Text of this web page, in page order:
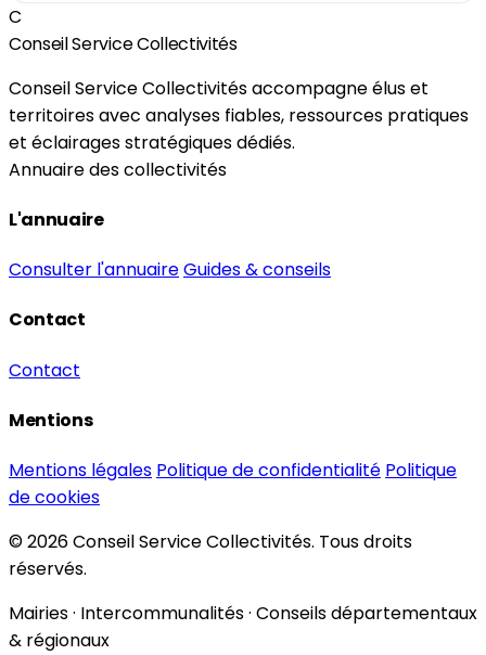
C
Conseil Service Collectivités
Conseil Service Collectivités accompagne élus et
territoires avec analyses fiables, ressources pratiques
et éclairages stratégiques dédiés.
Annuaire des collectivités
L'annuaire
Consulter l'annuaireGuides & conseils
Contact
Contact
Mentions
Mentions légales Politique de confidentialité Politique
de cookies
© 2026 Conseil Service Collectivités. Tous droits
réservés.
Mairies · Intercommunalités · Conseils départementaux
& régionaux